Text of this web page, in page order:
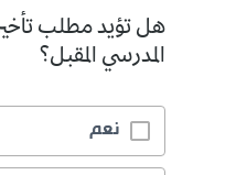
هل تؤيد مطلب
المدرسي المقبل؟
نعم